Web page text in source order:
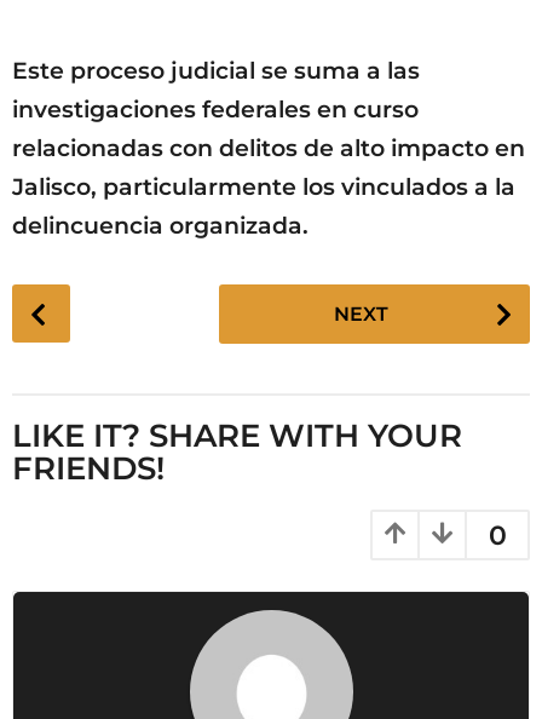
Este proceso judicial se suma a las
investigaciones federales en curso
relacionadas con delitos de alto impacto en
Jalisco, particularmente los vinculados a la
delincuencia organizada.
P
o
P
a
a
NEXT
LIKE IT? SHARE WITH YOUR
FRIENDS!
0